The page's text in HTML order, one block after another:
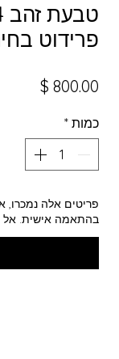
פרידוט
מחיר
כמות *
פריטים אלה נמכרו,
בהתאמה אישית. אל